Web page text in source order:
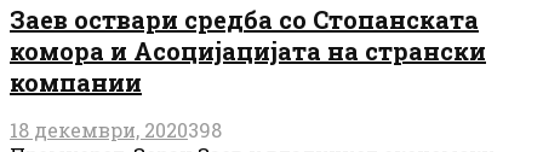
Заев оствари средба со Стопанската
комора и Асоцијацијата на странски
компании
18 декември, 2020398